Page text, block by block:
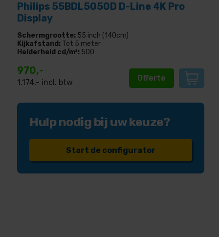
Philips 55BDL5050D D-Line 4K Pro
Display
Schermgrootte: 55 inch (140cm)
Kijkafstand: Tot 5 meter
Helderheid cd/m²: 500
970,-
1.174,- incl. btw Offerte
Hulp nodig bij uw keuze?
Start de configurator